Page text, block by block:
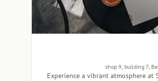
shop 9, building 7,
Experience a vibrant atmosphere at